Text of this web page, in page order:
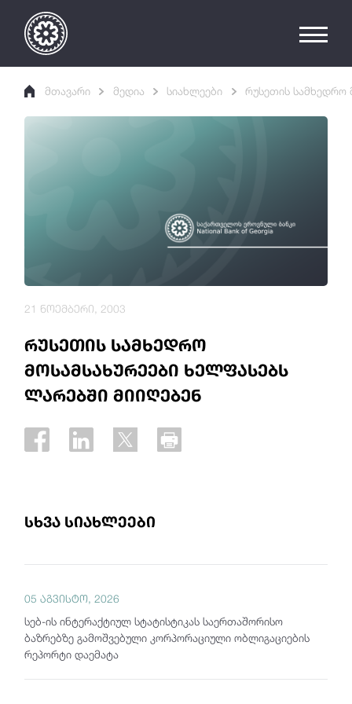
მთავარი მედია სიახლეები რუსეთის სამხედრო
რუსეთის სამხედრო
მოსამსახურეები ხელფასებს
ლარებში მიიღებენ
21 ნოემბერი, 2003
სხვა სიახლეები
05 აგვისტო, 2026
სებ-ის ინტერაქტიულ სტატისტიკას საერთაშორისო
ბაზრებზე გამოშვებული კორპორაციული ობლიგაციების
რეპორტი დაემატა